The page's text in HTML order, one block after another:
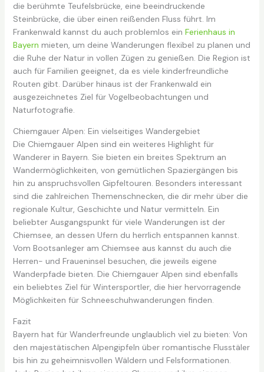
die berühmte Teufelsbrücke, eine beeindruckende
Steinbrücke, die über einen reißenden Fluss führt. Im
Frankenwald kannst du auch problemlos ein Ferienhaus in
Bayern mieten, um deine Wanderungen flexibel zu planen und
die Ruhe der Natur in vollen Zügen zu genießen. Die Region ist
auch für Familien geeignet, da es viele kinderfreundliche
Routen gibt. Darüber hinaus ist der Frankenwald ein
ausgezeichnetes Ziel für Vogelbeobachtungen und
Naturfotografie.
Chiemgauer Alpen: Ein vielseitiges Wandergebiet
Die Chiemgauer Alpen sind ein weiteres Highlight für
Wanderer in Bayern. Sie bieten ein breites Spektrum an
Wandermöglichkeiten, von gemütlichen Spaziergängen bis
hin zu anspruchsvollen Gipfeltouren. Besonders interessant
sind die zahlreichen Themenschnecken, die dir mehr über die
regionale Kultur, Geschichte und Natur vermitteln. Ein
beliebter Ausgangspunkt für viele Wanderungen ist der
Chiemsee, an dessen Ufern du herrlich entspannen kannst.
Vom Bootsanleger am Chiemsee aus kannst du auch die
Herren- und Fraueninsel besuchen, die jeweils eigene
Wanderpfade bieten. Die Chiemgauer Alpen sind ebenfalls
ein beliebtes Ziel für Wintersportler, die hier hervorragende
Möglichkeiten für Schneeschuhwanderungen finden.
Fazit
Bayern hat für Wanderfreunde unglaublich viel zu bieten: Von
den majestätischen Alpengipfeln über romantische Flusstäler
bis hin zu geheimnisvollen Wäldern und Felsformationen.